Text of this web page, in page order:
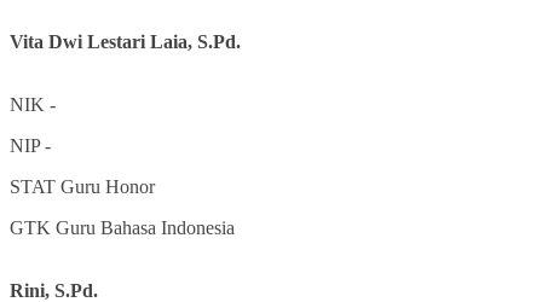
Vita Dwi Lestari Laia, S.Pd.
NIK -
NIP-
STAT Guru Honor
GTK Guru Bahasa Indonesia
Rini, S.Pd.